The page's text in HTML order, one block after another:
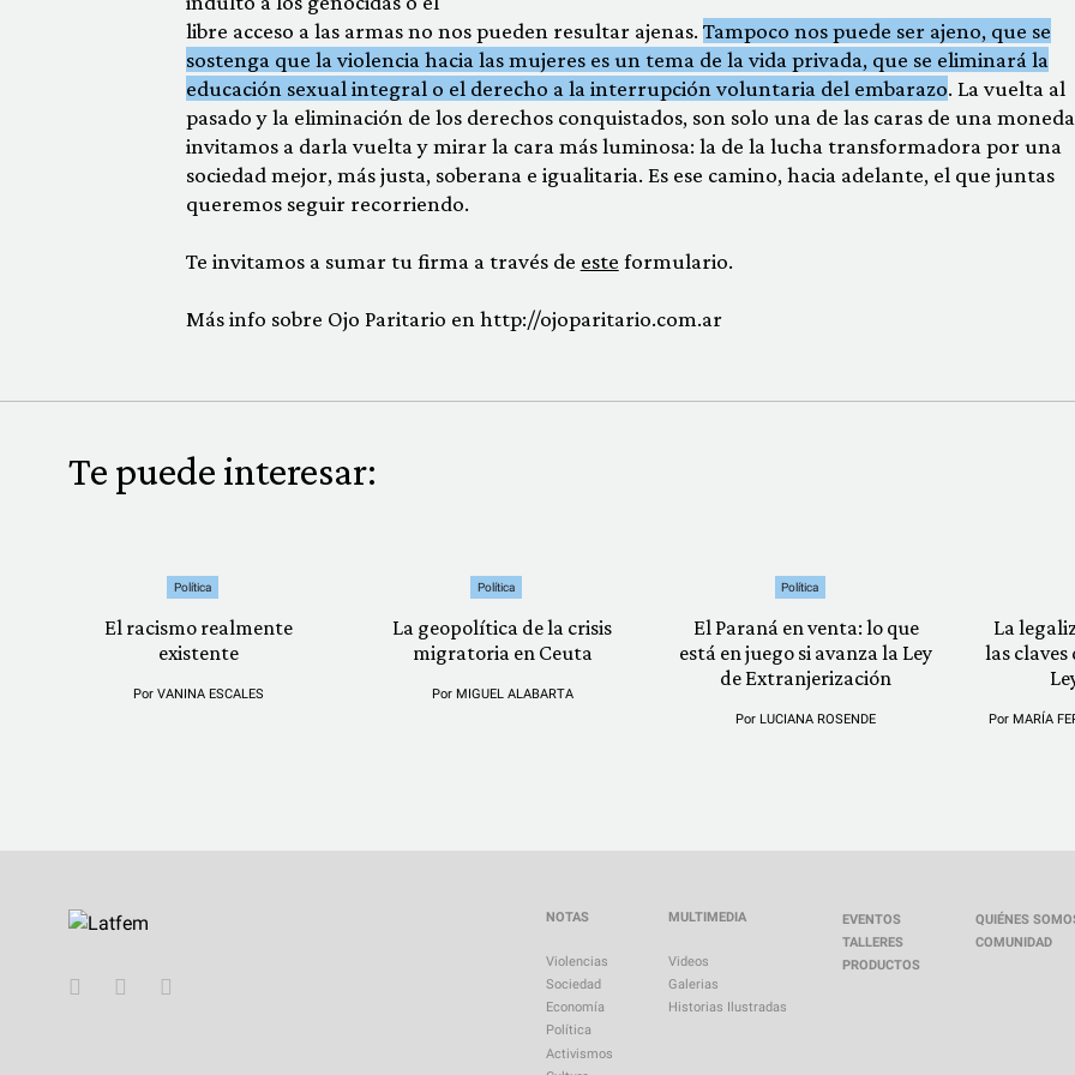
libre acceso a las armas no nos pueden resultar ajenas. Tampoco nos puede ser ajeno, que se
sostenga que la violencia hacia las mujeres es un tema de la vida privada, que se eliminará la
educación sexual integral o el derecho a la interrupción voluntaria del embarazo. La vuelta al
pasado y la eliminación de los derechos conquistados, son solo una de las caras de una
invitamos a darla vuelta y mirar la cara más luminosa: la de la lucha transformadora por una
sociedad mejor, más justa, soberana e igualitaria. Es ese camino, hacia adelante, el que juntas
queremos seguir recorriendo.
Te invitamos a sumar tu firma a través de este formulario.
Más info sobre Ojo Paritario en http://ojoparitario.com.ar
Te puede interesar:
Política
El racismo realmente
existente
PorVANINA ESCALES
Política
La geopolítica de la crisis
migratoria en Ceuta
Por MIGUEL ALABARTA
Política
El Paraná en venta: lo que
está en juego si avanza la Ley
de Extranjerización
Por LUCIANA ROSENDE
La
las
Por MARÍA
NOTAS
Violencias
Sociedad
Economía
Política
Activismos
MULTIMEDIA
Videos
Galerias
Historias Ilustradas
EVENTOS
TALLERES
PRODUCTOS
QUIÉNES
COMUNIDAD